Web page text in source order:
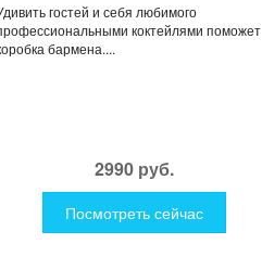
гостей и себя любимого
коктейлями поможет
бармена....
2990 руб.
Посмотреть сейчас